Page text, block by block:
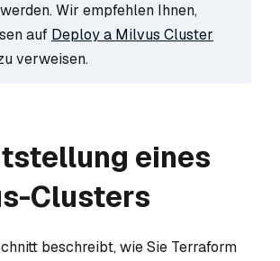
Wir empfehlen Ihnen,
auf Deploy a Milvus Cluster
verweisen.
eines
Clusters
beschreibt, wie Sie Terraform